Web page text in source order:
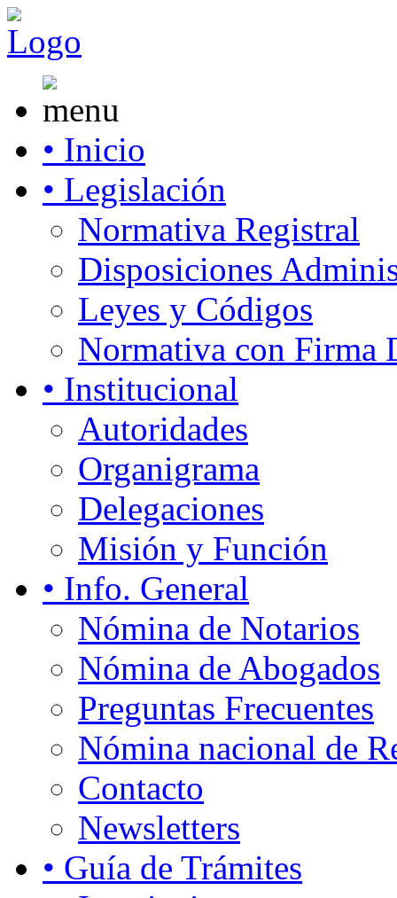
• Inicio
• Legislación
Normativa Registral
Disposiciones
Leyes y Códigos
Normativa con Firma
• Institucional
Autoridades
Organigrama
Delegaciones
Misión y Función
• Info. General
Nómina de Notarios
Nómina de Abogados
Preguntas Frecuentes
Nómina nacional de
Contacto
Newsletters
• Guía de Trámites